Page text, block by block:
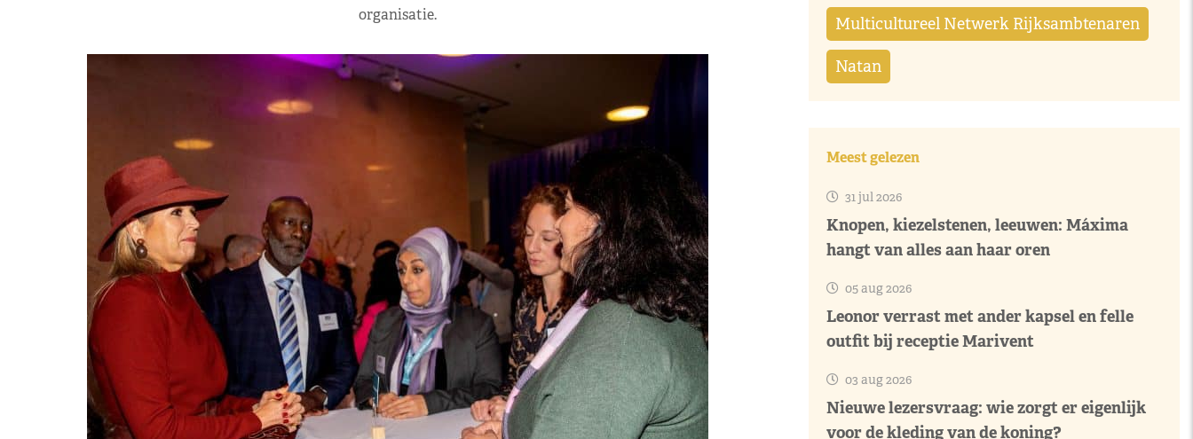
organisatie.
Multicultureel Netwerk Rijksambtenaren
Natan
Meest gelezen
31 jul 2026
Knopen, kiezelstenen, leeuwen: Máxima
hangt van alles aan haar oren
05 aug 2026
Leonor verrast met ander kapsel en felle
outfit bij receptie Marivent
03 aug 2026
Nieuwe lezersvraag: wie zorgt er eigenlijk
voor de kleding van de koning?